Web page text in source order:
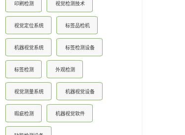
印刷检测 视觉检测技术
视觉定位系统 标签品检机
机器视觉系统 标签检测设备
标签检测 外观检测
视觉测量系统 机器视觉设备
瑕疵检测 机器视觉软件